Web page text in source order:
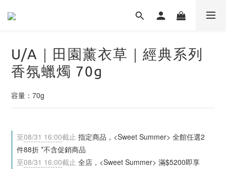
U/A｜田園薰衣草｜經典系列
香氛蠟燭 70g
容量：70g
至08/31 16:00截止 指定商品，<Sweet Summer> 全館任選2
件88折 *不含促銷商品
至08/31 16:00截止 全店，<Sweet Summer> 滿$5200即享